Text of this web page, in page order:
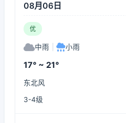
08月06日
优
中雨 小雨
17° ~ 21°
东北风
3-4级